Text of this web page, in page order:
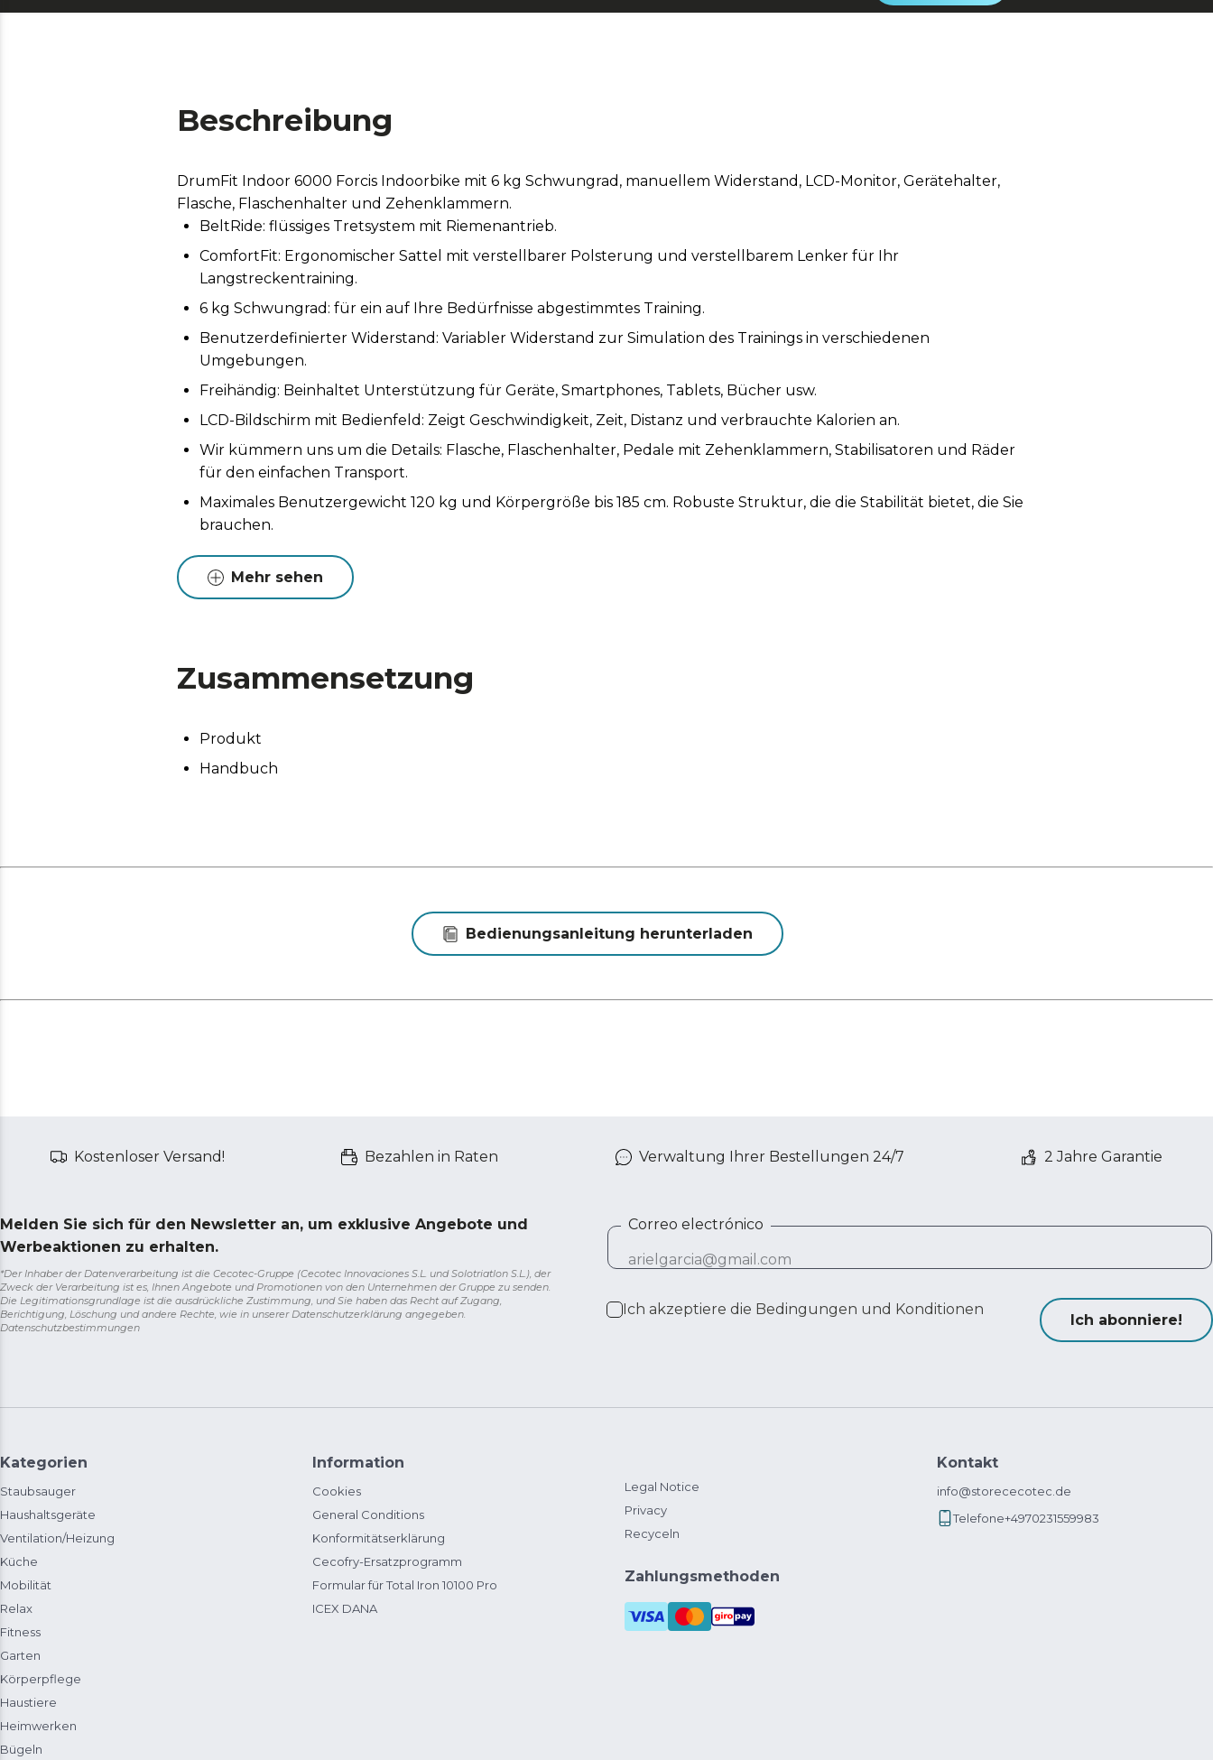
Beschreibung
DrumFit Indoor 6000 Forcis Indoorbike mit 6 kg Schwungrad, manuellem Widerstand, LCD-Monitor, Gerätehalter,
Flasche, Flaschenhalter und Zehenklammern.
BeltRide: flüssiges Tretsystem mit Riemenantrieb.
ComfortFit: Ergonomischer Sattel mit verstellbarer Polsterung und verstellbarem Lenker für Ihr
Langstreckentraining.
6 kg Schwungrad: für ein auf Ihre Bedürfnisse abgestimmtes Training.
Benutzerdefinierter Widerstand: Variabler Widerstand zur Simulation des Trainings in verschiedenen
Umgebungen.
Freihändig: Beinhaltet Unterstützung für Geräte, Smartphones, Tablets, Bücher usw.
LCD-Bildschirm mit Bedienfeld: Zeigt Geschwindigkeit, Zeit, Distanz und verbrauchte Kalorien an.
Wir kümmern uns um die Details: Flasche, Flaschenhalter, Pedale mit Zehenklammern, Stabilisatoren und Räder
für den einfachen Transport.
Maximales Benutzergewicht 120 kg und Körpergröße bis 185 cm. Robuste Struktur, die die Stabilität bietet, die Sie
brauchen.
Mehr sehen
Zusammensetzung
Produkt
Handbuch
Bedienungsanleitung herunterladen
Kostenloser Versand! Bezahlen in Raten Verwaltung Ihrer Bestellungen 24/7 2 Jahre Garantie
Melden Sie sich für den Newsletter an, um exklusive Angebote und
Werbeaktionen zu erhalten.
*Der Inhaber der Datenverarbeitung ist die Cecotec-Gruppe (Cecotec Innovaciones S.L. und Solotriatlon S.L.), der
Zweck der Verarbeitung ist es, Ihnen Angebote und Promotionen von den Unternehmen der Gruppe zu senden.
Die Legitimationsgrundlage ist die ausdrückliche Zustimmung, und Sie haben das Recht auf Zugang,
Berichtigung, Löschung und andere Rechte, wie in unserer Datenschutzerklärung angegeben.
Datenschutzbestimmungen
Correo electrónico
Ich akzeptiere die Bedingungen und Konditionen
Ich abonniere!
Kategorien
Staubsauger
Haushaltsgeräte
Ventilation/Heizung
Küche
Mobilität
Relax
Fitness
Garten
Körperpflege
Haustiere
Heimwerken
Bügeln
Information
Cookies
General Conditions
Konformitätserklärung
Cecofry-Ersatzprogramm
Formular für Total Iron 10100 Pro
ICEX DANA
Legal Notice
Privacy
Recyceln
Zahlungsmethoden
Kontakt
info@storececotec.de
Telefone+4970231559983